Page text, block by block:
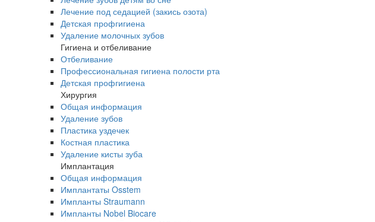
Лечение под седацией (закись озота)
Детская профгигиена
Удаление молочных зубов
Гигиена и отбеливание
Отбеливание
Профессиональная гигиена полости рта
Детская профгигиена
Хирургия
Общая информация
Удаление зубов
Пластика уздечек
Костная пластика
Удаление кисты зуба
Имплантация
Общая информация
Имплантаты Osstem
Импланты Straumann
Импланты Nobel Biocare